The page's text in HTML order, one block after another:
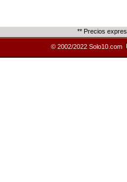
** Precios
© 2002/2022 Solo10.com